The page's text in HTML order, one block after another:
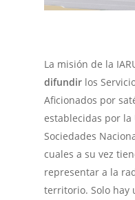
La misión de la
difundir los
Aficionados por
establecidas por la
Sociedades
cuales a su vez
representar a la
territorio. Solo hay